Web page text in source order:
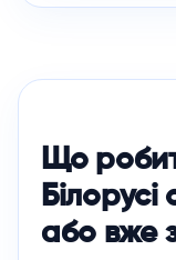
Що
або вже